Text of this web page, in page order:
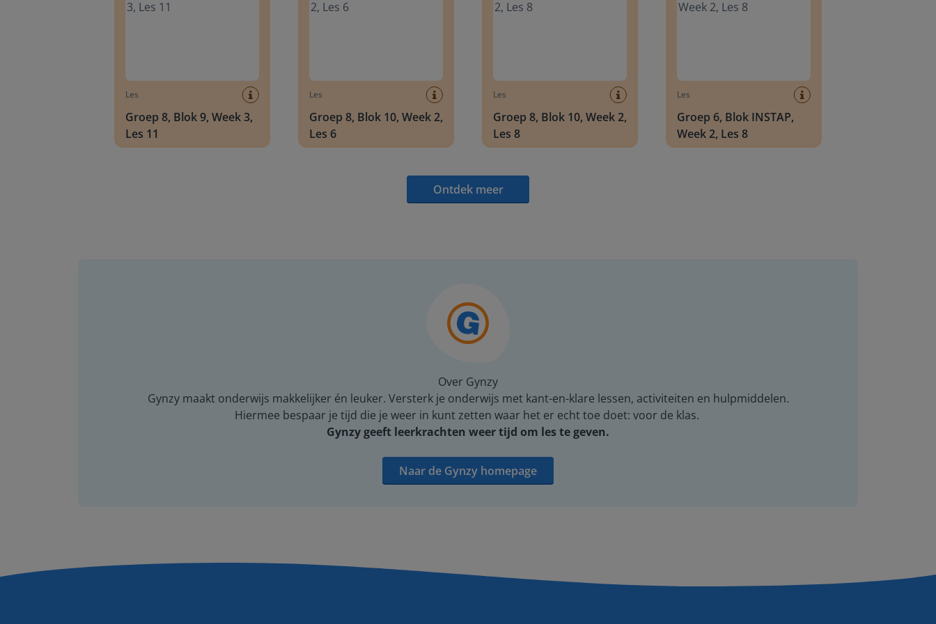
Les
Groep 8, Blok 9, Week 3,
Les 11
Les
Groep 8, Blok 10, Week 2,
Les 6
Les
Groep 8, Blok 10, Week 2,
Les 8
Les
Groep 6, Blok INSTAP,
Week 2, Les 8
Ontdek meer
Over Gynzy
Gynzy maakt onderwijs makkelijker én leuker. Versterk je onderwijs met kant-en-klare lessen, activiteiten en hulpmiddelen.
Hiermee bespaar je tijd die je weer in kunt zetten waar het er echt toe doet: voor de klas.
Gynzy geeft leerkrachten weer tijd om les te geven.
Naar de Gynzy homepage